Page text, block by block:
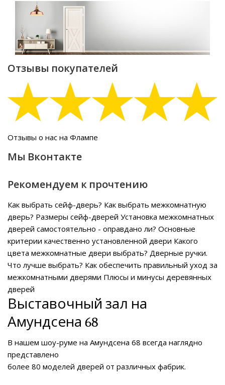
Отзывы покупателей
Отзывы о нас на Флампе
Мы Вконтакте
Рекомендуем к прочтению
Как выбрать сейф-дверь? Как выбрать межкомнатную
дверь? Размеры сейф-дверей Установка межкомнатных
дверей самостоятельно - оправдано ли? Основные
критерии качественно установленной двери Какого
цвета межкомнатные двери выбрать? Дверные ручки.
Что лучше выбрать? Как обеспечить правильный уход за
межкомнатными дверями Плюсы и минусы деревянных
дверей
Выставочный зал на
Амундсена 68
В нашем шоу-руме на Амундсена 68 всегда наглядно
представлено
более 80 моделей дверей от различных фабрик.